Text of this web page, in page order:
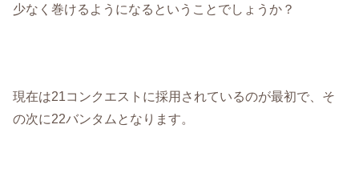
少なく巻けるようになるということでしょうか？
現在は21コンクエストに採用されているのが最初で、そ
の次に22バンタムとなります。